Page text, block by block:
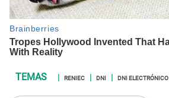
RENIEC DNI DNI ELECTRÓNICO